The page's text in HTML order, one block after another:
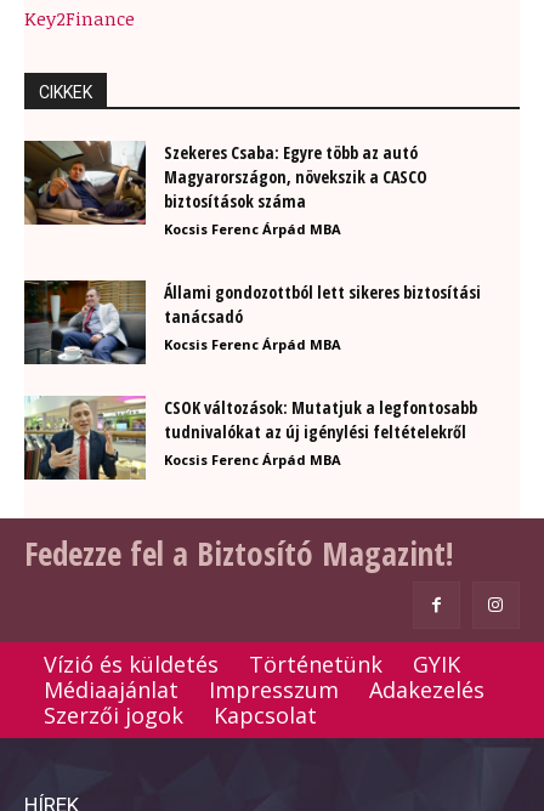
Key2Finance
CIKKEK
Szekeres Csaba: Egyre több az autó
Magyarországon, növekszik a CASCO
biztosítások száma
Kocsis Ferenc Árpád MBA
Állami gondozottból lett sikeres biztosítási
tanácsadó
Kocsis Ferenc Árpád MBA
CSOK változások: Mutatjuk a legfontosabb
tudnivalókat az új igénylési feltételekről
Kocsis Ferenc Árpád MBA
Fedezze fel a Biztosító Magazint!
Vízió és küldetés Történetünk
GYIK
Médiaajánlat
Impresszum
Adakezelés
Szerzői jogok
Kapcsolat
HÍREK